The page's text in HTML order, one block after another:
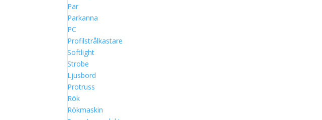
Par
Parkanna
PC
Profilstrålkastare
Softlight
Strobe
Ljusbord
Protruss
Rök
Rökmaskin